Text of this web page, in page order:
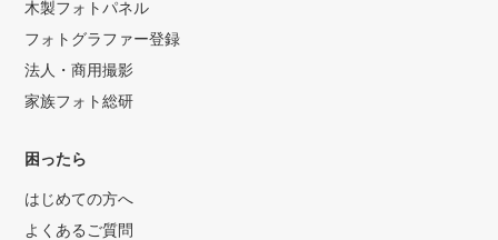
木製フォトパネル
フォトグラファー登録
法人・商用撮影
家族フォト総研
困ったら
はじめての方へ
よくあるご質問